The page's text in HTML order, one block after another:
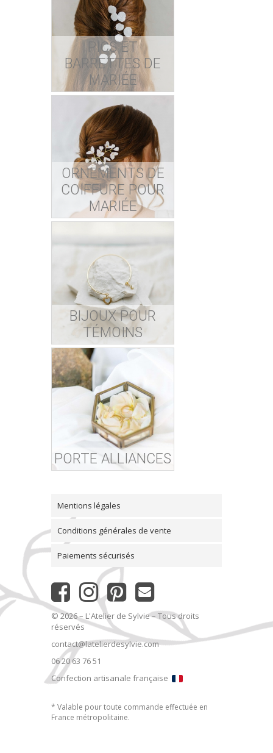
PICS ET
BARRETTES DE
MARIÉE
ORNEMENTS DE
COIFFURE POUR
MARIÉE
BIJOUX POUR
TÉMOINS
PORTE ALLIANCES
Mentions légales
Conditions générales de vente
Paiements sécurisés
© 2026 – L'Atelier de Sylvie – Tous droits
réservés
contact@latelierdesylvie.com
06 20 63 76 51
Confection artisanale française
* Valable pour toute commande effectuée en
France métropolitaine.